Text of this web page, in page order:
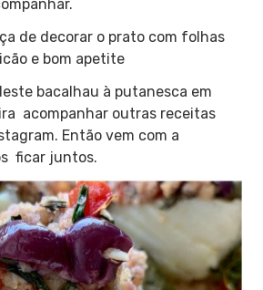
de decorar o prato com folhas
e bom apetite
bacalhau à putanesca em
acompanhar outras receitas
Então vem com a
ficar juntos.